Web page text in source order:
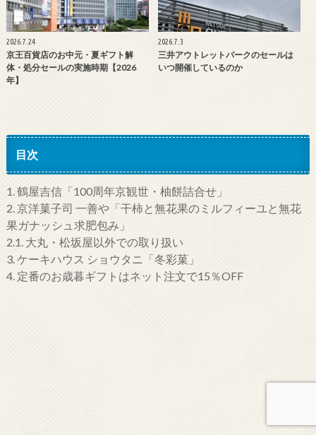
2026.7.24
京王百貨店のお中元・夏ギフト解
体・処分セールの実施時期【2026
年】
2026.7.3
三井アウトレットパークのセールは
いつ開催しているのか
目次
1.鶴屋吉信「100周年京観世・柚餅詰合せ」
2.京洋菓子司 一善や「干柿と無花果のミルフィーユと無花
果ガナッシュ求肥包み」
2.1.大丸・松坂屋以外での取り扱い
3.ケーキハウス ショウタニ「冬彩菓」
4.定番のお歳暮ギフトはネット注文で15％OFF